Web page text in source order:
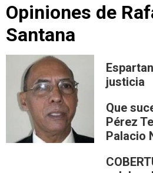
Opiniones de
Santana
justicia
Que
Pérez
Palacio